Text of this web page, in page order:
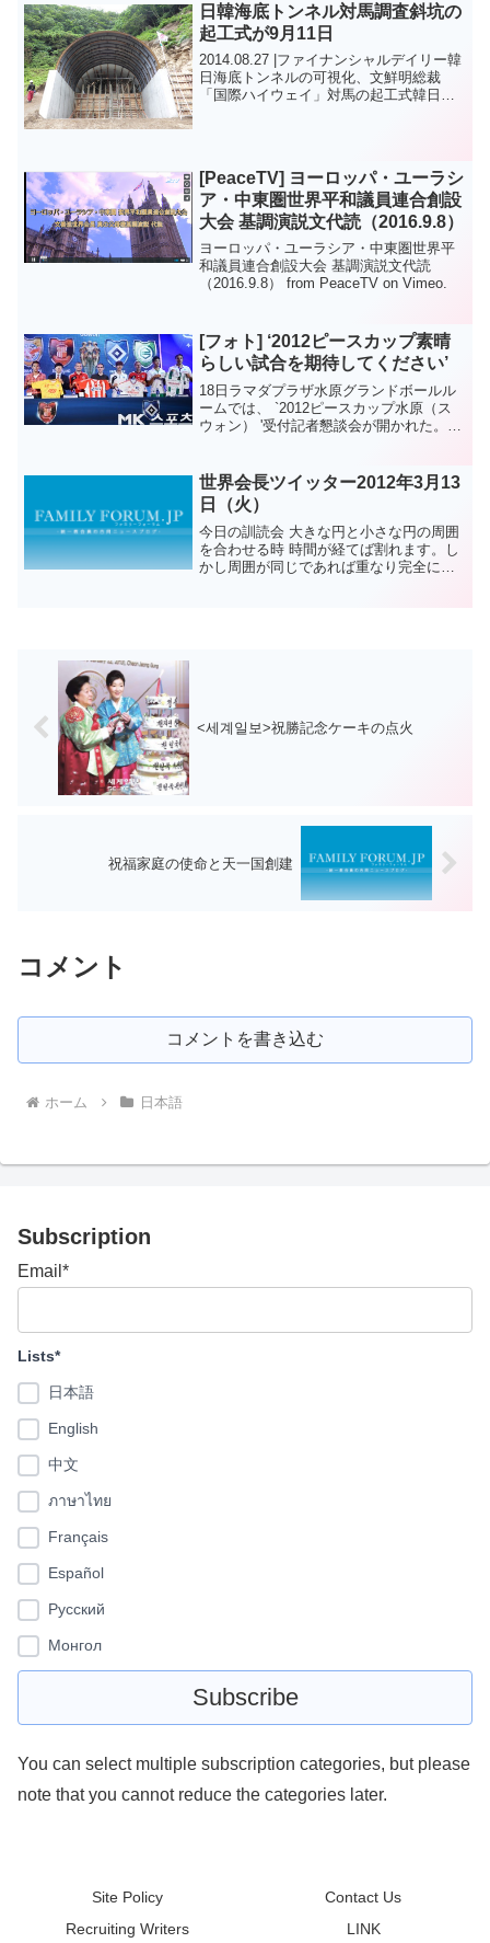
撃！「財産のすべてを差し出せ...
日韓海底トンネル対馬調査斜坑の
起工式が9月11日
2014.08.27 |ファイナンシャルデイリー韓
日海底トンネルの可視化、文鮮明総裁
「国際ハイウェイ」対馬の起工式韓日海
[PeaceTV] ヨーロッパ・ユーラシ
ア・中東圏世界平和議員連合創設
大会 基調演説文代読（2016.9.8）
ヨーロッパ・ユーラシア・中東圏世界平
和議員連合創設大会 基調演説文代読
（2016.9.8） from PeaceTV on Vimeo.
[フォト] ‘2012ピースカップ素晴
らしい試合​​を期待してください’
18日ラマダプラザ水原グランドボールル
ームでは、 `2012ピースカップ水原（ス
ウォン） '受付記者懇談会が開かれた。
フォームをドゥルゴソポーズを取ってい
る。
世界会長ツイッター2012年3月13
日（火）
今日の訓読会 大きな円と小さな円の周囲
を合わせる時 時間が経てば割れます。し
かし周囲が同じであれば重なり完全に一
<세계일보>祝勝記念ケーキの点火
祝福家庭の使命と天一国創建
コメント
コメントを書き込む
ホーム 日本語
Subscription
Email*
Lists*
日本語
English
中文
ภาษาไทย
Français
Español
Pусский
Монгол
You can select multiple subscription categories, but please
note that you cannot reduce the categories later.
Site Policy
Contact Us
Recruiting Writers
LINK